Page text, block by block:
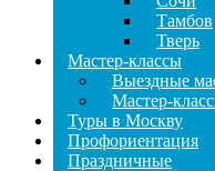
Тамбов
Тверь
Мастер-классы
Выездные
Мастер-
Туры в Москву
Профориентация
Праздничные